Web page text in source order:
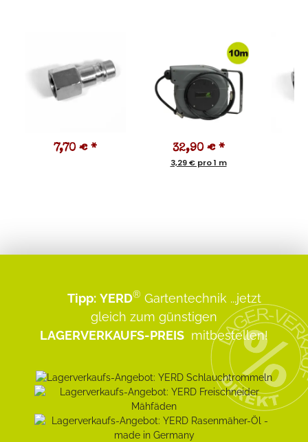
7,70 € * 32,90 € *
3,29 € pro 1 m
Tipp: YERD® Gartentechnik ...jetzt
gleich zum günstigen
LAGERVERKAUFS-PREIS mitbestellen!